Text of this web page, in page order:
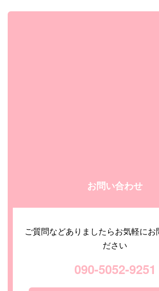
お問い合わせ
ご質問などありましたらお気軽にお
ださい
090-5052-9251